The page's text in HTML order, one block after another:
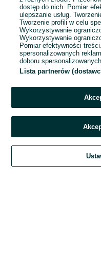
Hasło
Kontynuując za pośrednictwem
dostęp do nich. Pomiar
ulepszanie usług.
Tworzenie profili w celu
Wykorzystywanie
Wykorzystywanie
Pomiar efektywności
spersonalizowanych
doboru
Lista partnerów